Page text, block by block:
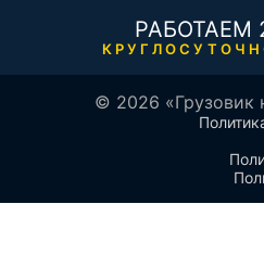
РАБОТАЕМ
© 2026 «Грузовик